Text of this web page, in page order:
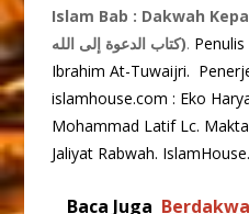
Islam Bab : Dakwah
كتاب الدعوة إلى الله).
Ibrahim At-Tuwaijri.
islamhouse.com : Eko
Mohammad Latif Lc.
Jaliyat Rabwah.
Baca Juga